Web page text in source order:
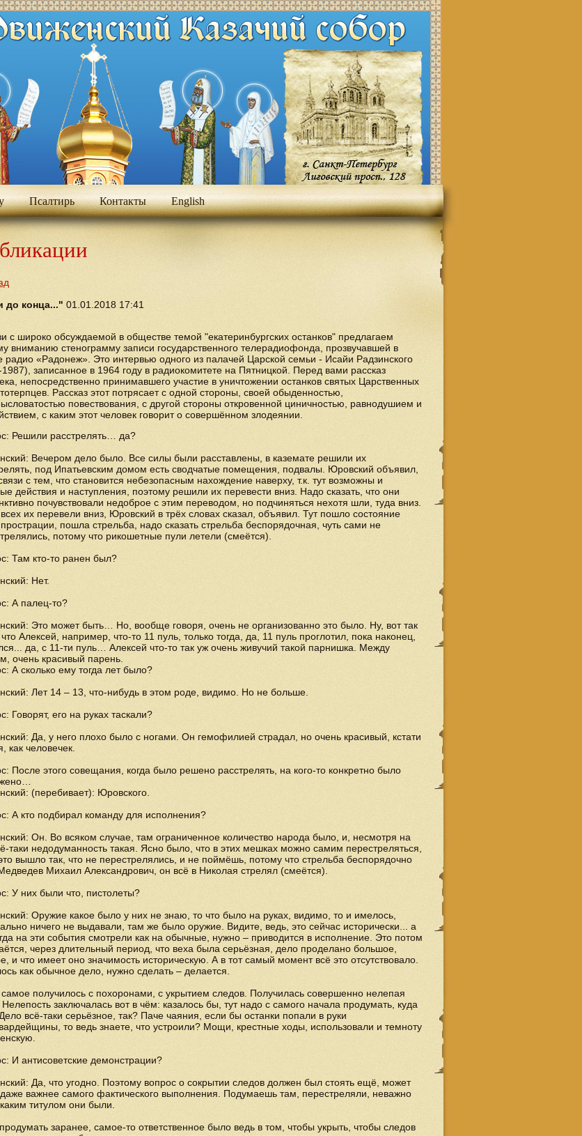
Псалтирь Контакты Еnglish
до конца..." 01.01.2018 17:41
с широко обсуждаемой в обществе темой "екатеринбургских останков" предлагаем
вниманию стенограмму записи государственного телерадиофонда, прозвучавшей в
радио «Радонеж». Это интервью одного из палачей Царской семьи - Исайи Радзинского
записанное в 1964 году в радиокомитете на Пятницкой. Перед вами рассказ
непосредственно принимавшего участие в уничтожении останков святых Царственных
Рассказ этот потрясает с одной стороны, своей обыденностью,
повествования, с другой стороны откровенной циничностью, равнодушием и
с каким этот человек говорит о совершённом злодеянии.
Решили расстрелять… да?
Вечером дело было. Все силы были расставлены, в каземате решили их
под Ипатьевским домом есть сводчатые помещения, подвалы. Юровский объявил,
с тем, что становится небезопасным нахождение наверху, т.к. тут возможны и
действия и наступления, поэтому решили их перевести вниз. Надо сказать, что они
почувствовали недоброе с этим переводом, но подчиняться нехотя шли, туда вниз.
всех их перевели вниз, Юровский в трёх словах сказал, объявил. Тут пошло состояние
пошла стрельба, надо сказать стрельба беспорядочная, чуть сами не
потому что рикошетные пули летели (смеётся).
Там кто-то ранен был?
Нет.
А палец-то?
Это может быть… Но, вообще говоря, очень не организованно это было. Ну, вот так
Алексей, например, что-то 11 пуль, только тогда, да, 11 пуль проглотил, пока наконец,
да, с 11-ти пуль… Алексей что-то так уж очень живучий такой парнишка. Между
очень красивый парень.
А сколько ему тогда лет было?
Лет 14 – 13, что-нибудь в этом роде, видимо. Но не больше.
Говорят, его на руках таскали?
Да, у него плохо было с ногами. Он гемофилией страдал, но очень красивый, кстати
как человечек.
После этого совещания, когда было решено расстрелять, на кого-то конкретно было
(перебивает): Юровского.
А кто подбирал команду для исполнения?
Он. Во всяком случае, там ограниченное количество народа было, и, несмотря на
таки недодуманность такая. Ясно было, что в этих мешках можно самим перестреляться,
вышло так, что не перестрелялись, и не поймёшь, потому что стрельба беспорядочно
Михаил Александрович, он всё в Николая стрелял (смеётся).
У них были что, пистолеты?
Оружие какое было у них не знаю, то что было на руках, видимо, то и имелось,
ничего не выдавали, там же было оружие. Видите, ведь, это сейчас исторически... а
на эти события смотрели как на обычные, нужно – приводится в исполнение. Это потом
через длительный период, что веха была серьёзная, дело проделано большое,
и что имеет оно значимость историческую. А в тот самый момент всё это отсутствовало.
как обычное дело, нужно сделать – делается.
получилось с похоронами, с укрытием следов. Получилась совершенно нелепая
заключалась вот в чём: казалось бы, тут надо с самого начала продумать, куда
всё-таки серьёзное, так? Паче чаяния, если бы останки попали в руки
то ведь знаете, что устроили? Мощи, крестные ходы, использовали и темноту
И антисоветские демонстрации?
Да, что угодно. Поэтому вопрос о сокрытии следов должен был стоять ещё, может
важнее самого фактического выполнения. Подумаешь там, перестреляли, неважно
титулом они были.
заранее, самое-то ответственное было ведь в том, чтобы укрыть, чтобы следов